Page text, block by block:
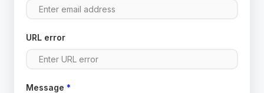
URL error
Message *